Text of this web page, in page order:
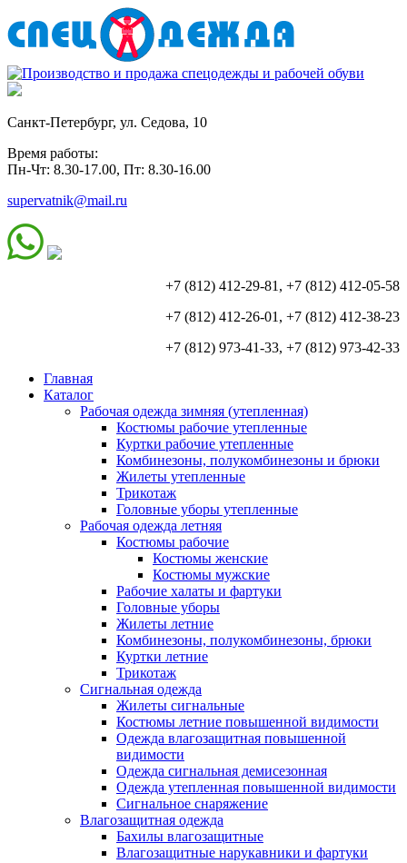
Санкт-Петербург, ул. Седова, 10
Время работы:
Пн-Чт: 8.30-17.00, Пт: 8.30-16.00
supervatnik@mail.ru
+7 (812) 412-29-81, +7 (812) 412-05-58
+7 (812) 412-26-01, +7 (812) 412-38-23
+7 (812) 973-41-33, +7 (812) 973-42-33
Главная
Каталог
Рабочая одежда зимняя (утепленная)
Костюмы рабочие утепленные
Куртки рабочие утепленные
Комбинезоны, полукомбинезоны и брюки
Жилеты утепленные
Трикотаж
Головные уборы утепленные
Рабочая одежда летняя
Костюмы рабочие
Костюмы женские
Костюмы мужские
Рабочие халаты и фартуки
Головные уборы
Жилеты летние
Комбинезоны, полукомбинезоны, брюки
Куртки летние
Трикотаж
Сигнальная одежда
Жилеты сигнальные
Костюмы летние повышенной видимости
Одежда влагозащитная повышенной
видимости
Одежда сигнальная демисезонная
Одежда утепленная повышенной видимости
Сигнальное снаряжение
Влагозащитная одежда
Бахилы влагозащитные
Влагозащитные нарукавники и фартуки